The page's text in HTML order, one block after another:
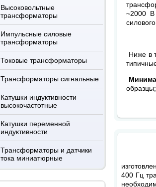
Высоковольтные
трансформаторы
Импульсные силовые
трансформаторы
Токовые трансформаторы
Трансформаторы сигнальные
Катушки индуктивности
высокочастотные
Катушки переменной
индуктивности
Трансформаторы и датчики
тока миниатюрные
~2000 В
Ниже в
400 Гц